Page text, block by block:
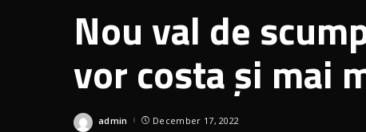
Nou val de
vor costa şi mai
admin December 17, 2022